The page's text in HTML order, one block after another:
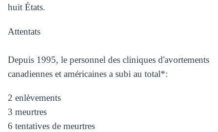
huit États.
Attentats
Depuis 1995, le personnel des cliniques d'avortements
canadiennes et américaines a subi au total*:
2 enlèvements
3 meurtres
6 tentatives de meurtres